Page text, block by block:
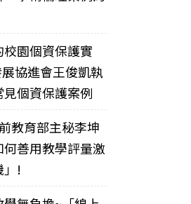
校園個資保護實
協進會王俊凱執
個資保護案例
教育部主秘李坤
善用教學評量激
」!